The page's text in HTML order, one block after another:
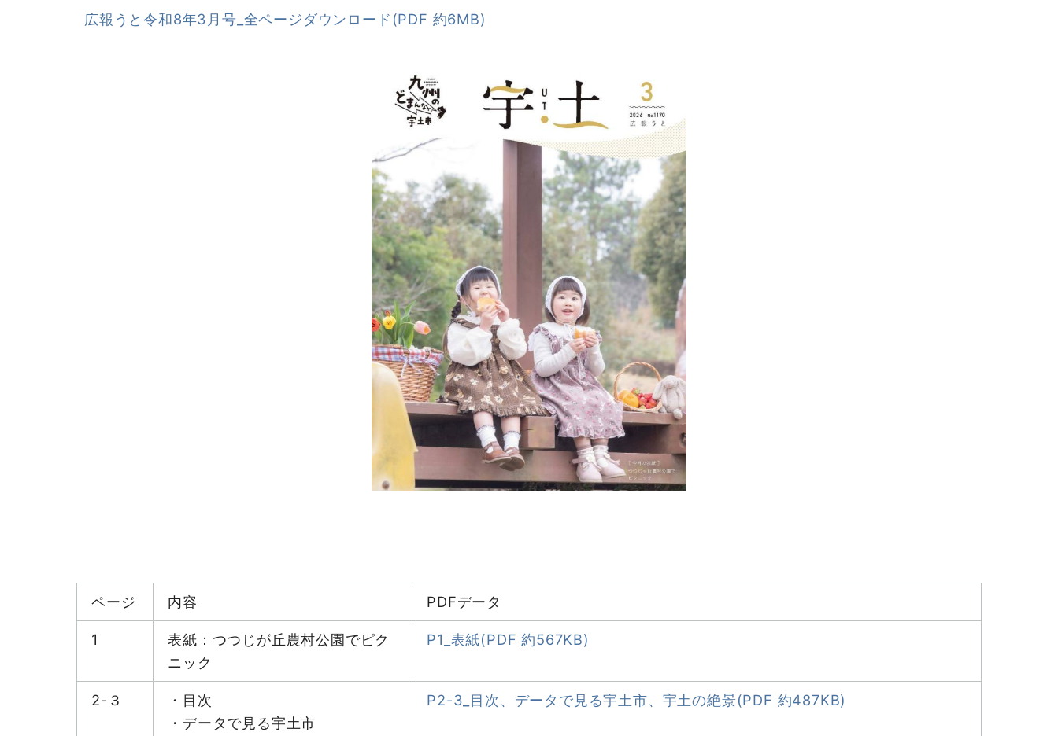
広報うと令和8年3月号_全ページダウンロード(PDF 約6MB)
ページ 内容 PDFデータ
1
表紙：つつじが丘農村公園でピク
ニック
P1_表紙(PDF 約567KB)
2-３
・目次
・データで見る宇土市
P2-3_目次、データで見る宇土市、宇土の絶景(PDF 約487KB)